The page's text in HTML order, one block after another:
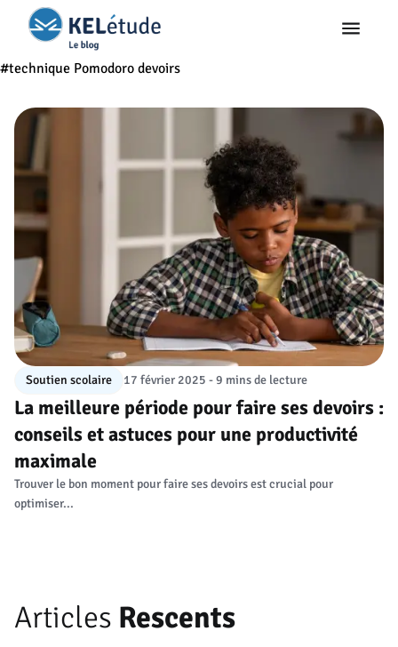
#technique Pomodoro devoirs
Soutien scolaire 17 février 2025 - 9 mins de lecture
La meilleure période pour faire ses devoirs :
conseils et astuces pour une productivité
maximale
Trouver le bon moment pour faire ses devoirs est crucial pour
optimiser...
Articles Rescents